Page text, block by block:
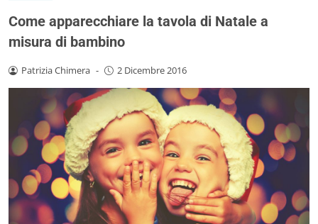
Come apparecchiare la tavola di Natale a
misura di bambino
Patrizia Chimera - 2 Dicembre 2016